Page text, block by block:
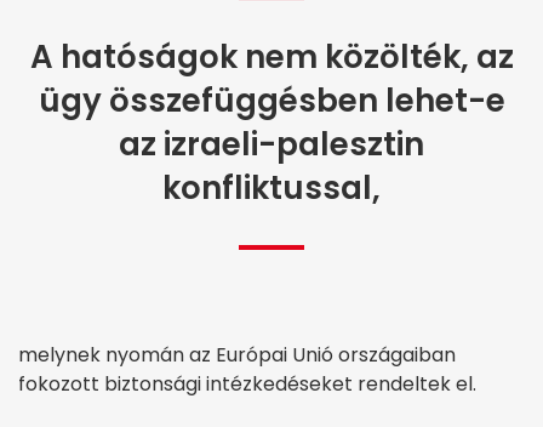
A hatóságok nem közölték, az
ügy összefüggésben lehet-e
az izraeli-palesztin
konfliktussal,
melynek nyomán az Európai Unió országaiban
fokozott biztonsági intézkedéseket rendeltek el.